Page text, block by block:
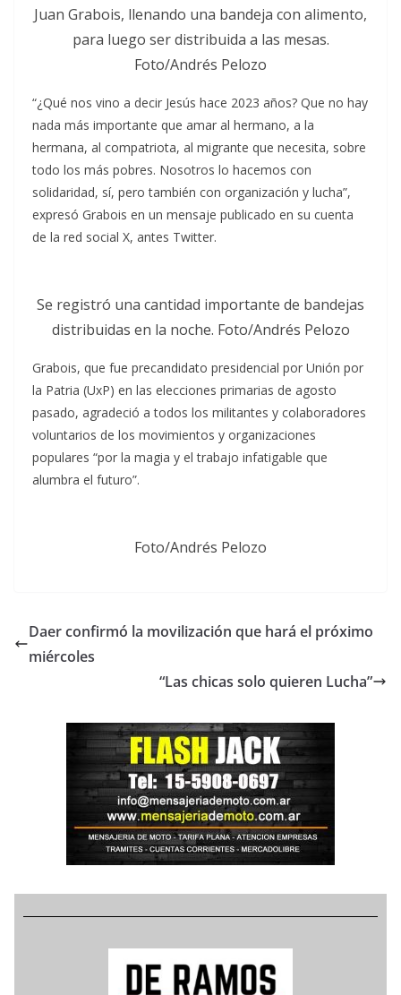
Juan Grabois, llenando una bandeja con alimento,
para luego ser distribuida a las mesas.
Foto/Andrés Pelozo
“¿Qué nos vino a decir Jesús hace 2023 años? Que no hay
nada más importante que amar al hermano, a la
hermana, al compatriota, al migrante que necesita, sobre
todo los más pobres. Nosotros lo hacemos con
solidaridad, sí, pero también con organización y lucha”,
expresó Grabois en un mensaje publicado en su cuenta
de la red social X, antes Twitter.
Se registró una cantidad importante de bandejas
distribuidas en la noche. Foto/Andrés Pelozo
Grabois, que fue precandidato presidencial por Unión por
la Patria (UxP) en las elecciones primarias de agosto
pasado, agradeció a todos los militantes y colaboradores
voluntarios de los movimientos y organizaciones
populares “por la magia y el trabajo infatigable que
alumbra el futuro”.
Foto/Andrés Pelozo
Daer confirmó la movilización que hará el próximo
miércoles
“Las chicas solo quieren Lucha”